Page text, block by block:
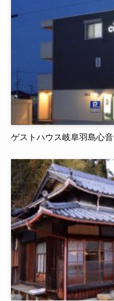
ゲストハウス岐阜羽島心音